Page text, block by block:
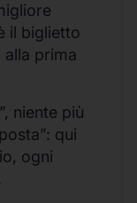
il biglietto
alla prima
niente più
qui
ogni